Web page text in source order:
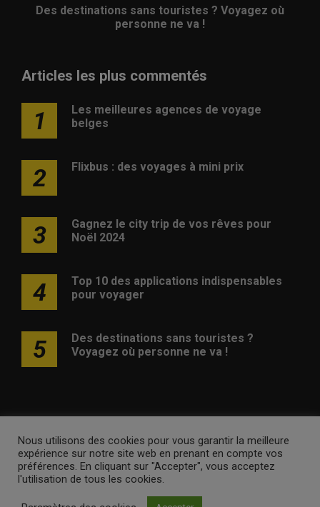
Des destinations sans touristes ? Voyagez où
personne ne va !
Articles les plus commentés
1
Les meilleures agences de voyage
belges
2 Flixbus : des voyages à mini prix
3
Gagnez le city trip de vos rêves pour
Noël 2024
4
Top 10 des applications indispensables
pour voyager
5
Des destinations sans touristes ?
Voyagez où personne ne va !
Publicité Contact Avertissement Newsletter
Politique
de confidentialité
Nous utilisons des cookies pour vous garantir la meilleure
expérience sur notre site web en prenant en compte vos
préférences. En cliquant sur "Accepter", vous acceptez
l'utilisation de tous les cookies.